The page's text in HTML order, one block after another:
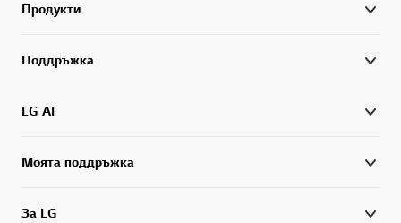
Продукти
Поддръжка
LG AI
Моята поддръжка
За LG